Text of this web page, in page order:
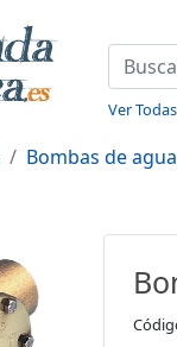
Ver
Bombas de